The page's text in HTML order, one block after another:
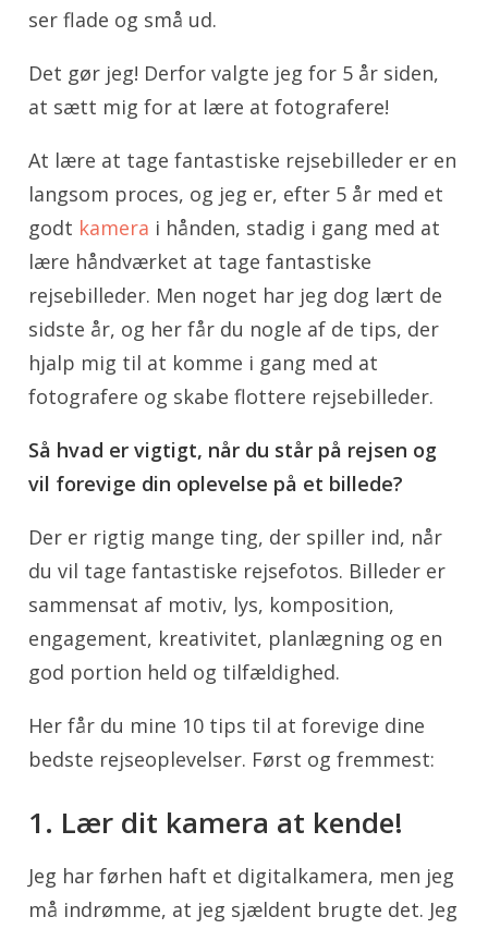
ser flade og små ud.
Det gør jeg! Derfor valgte jeg for 5 år siden,
at sætt mig for at lære at fotografere!
At lære at tage fantastiske rejsebilleder er en
langsom proces, og jeg er, efter 5 år med et
godt kamera i hånden, stadig i gang med at
lære håndværket at tage fantastiske
rejsebilleder. Men noget har jeg dog lært de
sidste år, og her får du nogle af de tips, der
hjalp mig til at komme i gang med at
fotografere og skabe flottere rejsebilleder.
Så hvad er vigtigt, når du står på rejsen og
vil forevige din oplevelse på et billede?
Der er rigtig mange ting, der spiller ind, når
du vil tage fantastiske rejsefotos. Billeder er
sammensat af motiv, lys, komposition,
engagement, kreativitet, planlægning og en
god portion held og tilfældighed.
Her får du mine 10 tips til at forevige dine
bedste rejseoplevelser. Først og fremmest:
1. Lær dit kamera at kende!
Jeg har førhen haft et digitalkamera, men jeg
må indrømme, at jeg sjældent brugte det. Jeg